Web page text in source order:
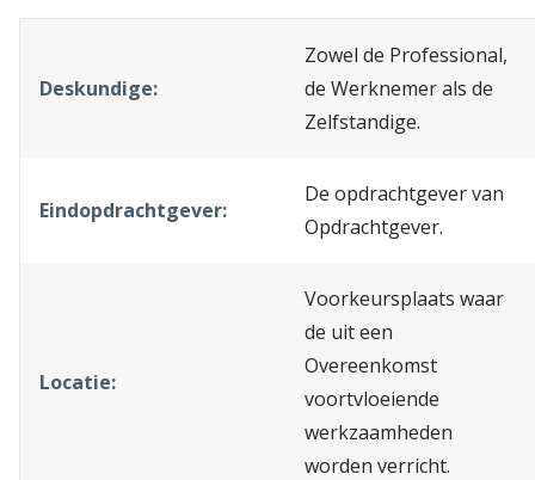
Deskundige:
Zowel de Professional,
de Werknemer als de
Zelfstandige.
Eindopdrachtgever:
De opdrachtgever van
Opdrachtgever.
Locatie:
Voorkeursplaats waar
de uit een
Overeenkomst
voortvloeiende
werkzaamheden
worden verricht.